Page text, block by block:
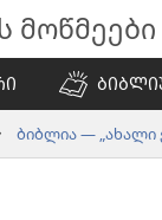
მოწმეები
ბიბლია — „ახალი